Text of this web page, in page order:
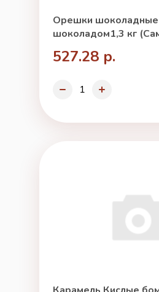
Орешки шоколадные
шоколадом1,3 кг
527.28 р.